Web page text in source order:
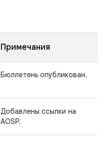
Примечания
Бюллетень опубликован.
Добавлены ссылки на
AOSP.